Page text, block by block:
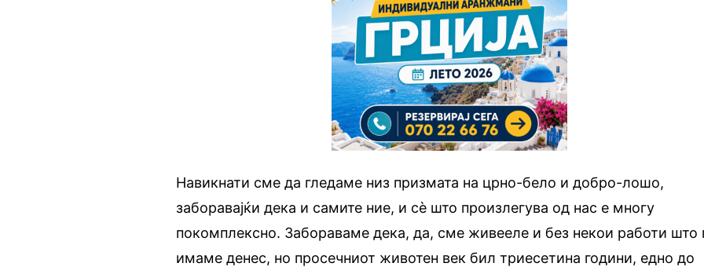
Навикнати сме да гледаме низ призмата на црно-бело и добро-лошо,
заборавајќи дека и самите ние, и сѐ што произлегува од нас е многу
покомплексно. Забораваме дека, да, сме живееле и без некои работи што
имаме денес, но просечниот животен век бил триесетина години, едно до